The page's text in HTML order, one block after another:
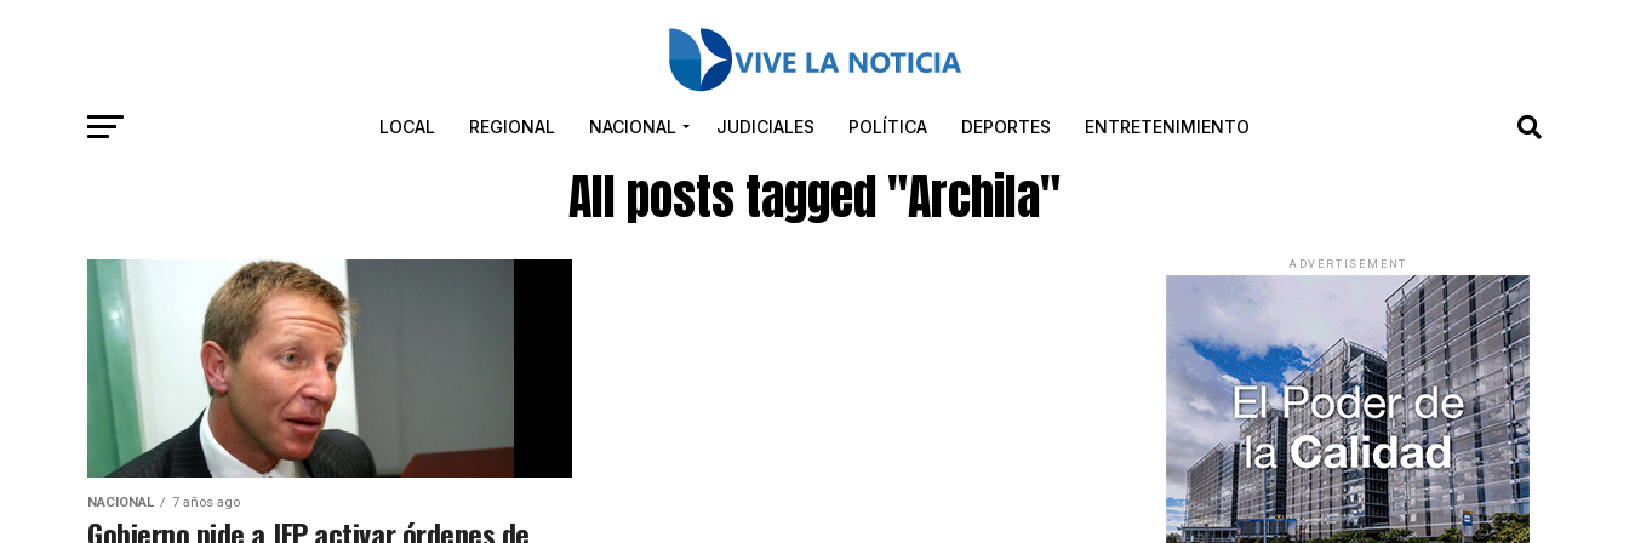
LOCAL REGIONAL NACIONAL JUDICIALES POLÍTICA DEPORTES ENTRETENIMIENTO
All posts tagged "Archila"
NACIONAL 7 años ago
Gobierno pide a JEP activar órdenes de
ADVERTISEMENT